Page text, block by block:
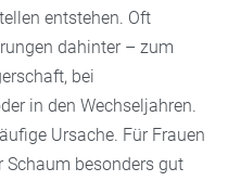
entstehen. Oft
dahinter – zum
bei
in den Wechseljahren.
Ursache. Für Frauen
besonders gut